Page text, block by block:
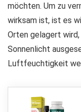
möchten. Um zu
wirksam ist, ist es
Orten gelagert wird,
Sonnenlicht
Luftfeuchtigkeit